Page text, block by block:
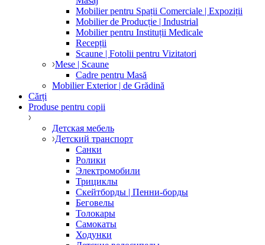
Mobilier pentru Spații Comerciale | Expoziții
Mobilier de Producție | Industrial
Mobilier pentru Instituții Medicale
Recepții
Scaune | Fotolii pentru Vizitatori
Mese | Scaune
Cadre pentru Masă
Mobilier Exterior | de Grădină
Cărți
Produse pentru copii
Детская мебель
Детский транспорт
Санки
Ролики
Электромобили
Трициклы
Скейтборды | Пенни-борды
Беговелы
Толокары
Самокаты
Ходунки